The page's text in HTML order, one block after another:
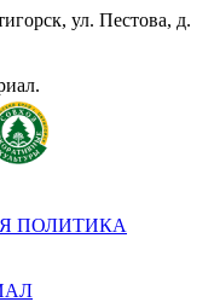
ул. Пестова, д.
ПОЛИТИКА